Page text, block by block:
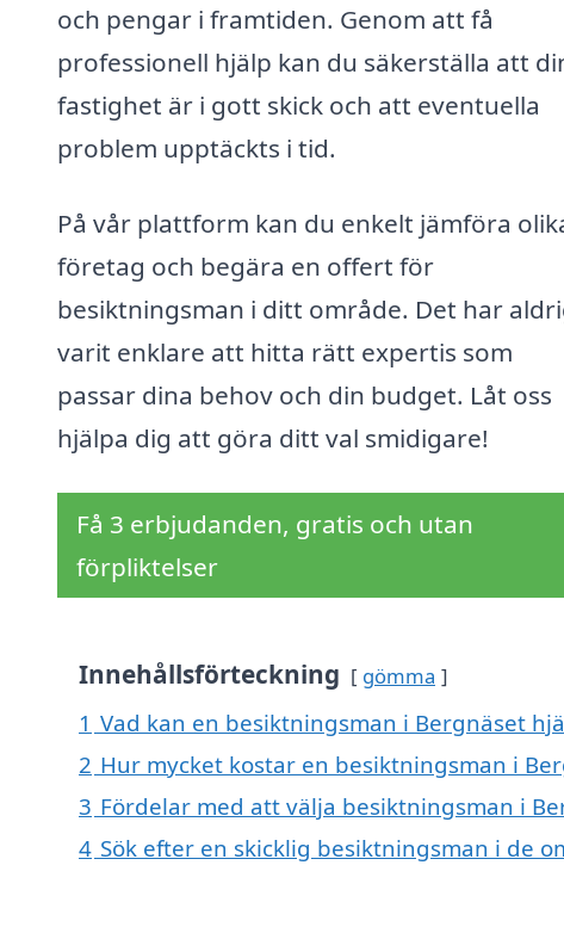
och pengar i framtiden. Genom att få
professionell hjälp kan du säkerställa att
fastighet är i gott skick och att eventuella
problem upptäckts i tid.
På vår plattform kan du enkelt jämföra
företag och begära en offert för
besiktningsman i ditt område. Det har
varit enklare att hitta rätt expertis som
passar dina behov och din budget. Låt oss
hjälpa dig att göra ditt val smidigare!
Få 3 erbjudanden, gratis och utan
förpliktelser
Innehållsförteckning gömma
1 Vad kan en besiktningsman i Bergnäset
2 Hur mycket kostar en besiktningsman i
3 Fördelar med att välja besiktningsman i
4 Sök efter en skicklig besiktningsman i de